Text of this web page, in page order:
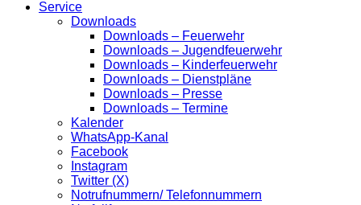
Service
Downloads
Downloads – Feuerwehr
Downloads – Jugendfeuerwehr
Downloads – Kinderfeuerwehr
Downloads – Dienstpläne
Downloads – Presse
Downloads – Termine
Kalender
WhatsApp-Kanal
Facebook
Instagram
Twitter (X)
Notrufnummern/ Telefonnummern